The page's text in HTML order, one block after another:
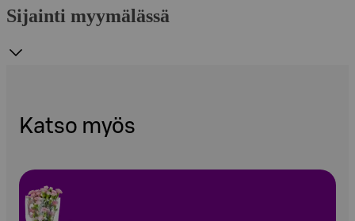
Sijainti myymälässä
Katso myös